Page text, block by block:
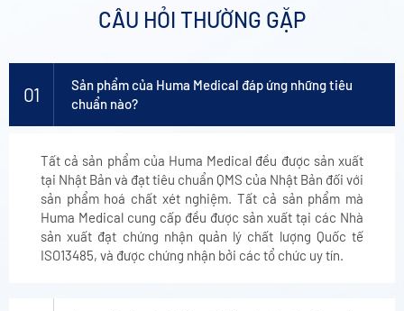
CÂU HỎI THƯỜNG GẶP
01
Sản phẩm của Huma Medical đáp ứng những tiêu
chuẩn nào?
Tất cả sản phẩm của Huma Medical đều được sản xuất
tại Nhật Bản và đạt tiêu chuẩn QMS của Nhật Bản đối với
sản phẩm hoá chất xét nghiệm. Tất cả sản phẩm mà
Huma Medical cung cấp đều được sản xuất tại các Nhà
sản xuất đạt chứng nhận quản lý chất lượng Quốc tế
ISO13485, và được chứng nhận bởi các tổ chức uy tín.